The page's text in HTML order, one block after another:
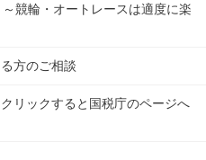
取手競輪場 宇都宮競輪場
競輪・オートレースは適度に楽
方のご相談
リックすると国税庁のページへ